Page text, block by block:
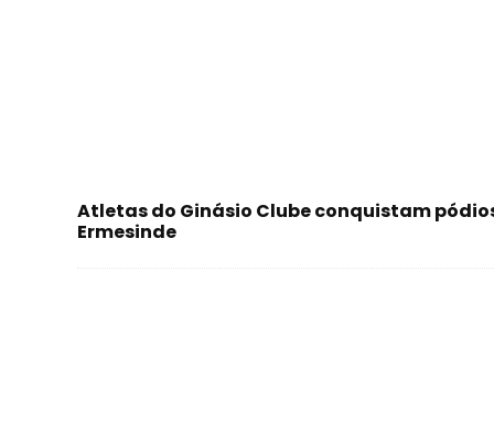
Atletas do Ginásio Clube conquistam
Ermesinde